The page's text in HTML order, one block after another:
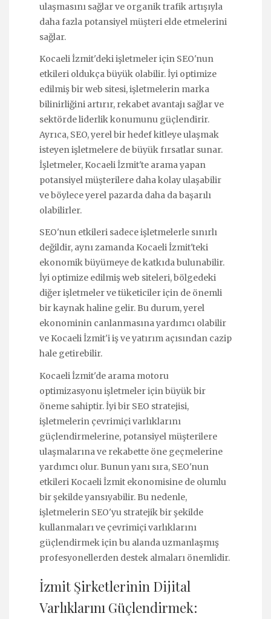
ulaşmasını sağlar ve organik trafik artışıyla
daha fazla potansiyel müşteri elde etmelerini
sağlar.
Kocaeli İzmit'deki işletmeler için SEO'nun
etkileri oldukça büyük olabilir. İyi optimize
edilmiş bir web sitesi, işletmelerin marka
bilinirliğini artırır, rekabet avantajı sağlar ve
sektörde liderlik konumunu güçlendirir.
Ayrıca, SEO, yerel bir hedef kitleye ulaşmak
isteyen işletmelere de büyük fırsatlar sunar.
İşletmeler, Kocaeli İzmit'te arama yapan
potansiyel müşterilere daha kolay ulaşabilir
ve böylece yerel pazarda daha da başarılı
olabilirler.
SEO'nun etkileri sadece işletmelerle sınırlı
değildir, aynı zamanda Kocaeli İzmit'teki
ekonomik büyümeye de katkıda bulunabilir.
İyi optimize edilmiş web siteleri, bölgedeki
diğer işletmeler ve tüketiciler için de önemli
bir kaynak haline gelir. Bu durum, yerel
ekonominin canlanmasına yardımcı olabilir
ve Kocaeli İzmit'i iş ve yatırım açısından cazip
hale getirebilir.
Kocaeli İzmit'de arama motoru
optimizasyonu işletmeler için büyük bir
öneme sahiptir. İyi bir SEO stratejisi,
işletmelerin çevrimiçi varlıklarını
güçlendirmelerine, potansiyel müşterilere
ulaşmalarına ve rekabette öne geçmelerine
yardımcı olur. Bunun yanı sıra, SEO'nun
etkileri Kocaeli İzmit ekonomisine de olumlu
bir şekilde yansıyabilir. Bu nedenle,
işletmelerin SEO'yu stratejik bir şekilde
kullanmaları ve çevrimiçi varlıklarını
güçlendirmek için bu alanda uzmanlaşmış
profesyonellerden destek almaları önemlidir.
İzmit Şirketlerinin Dijital
Varlıklarını Güçlendirmek: